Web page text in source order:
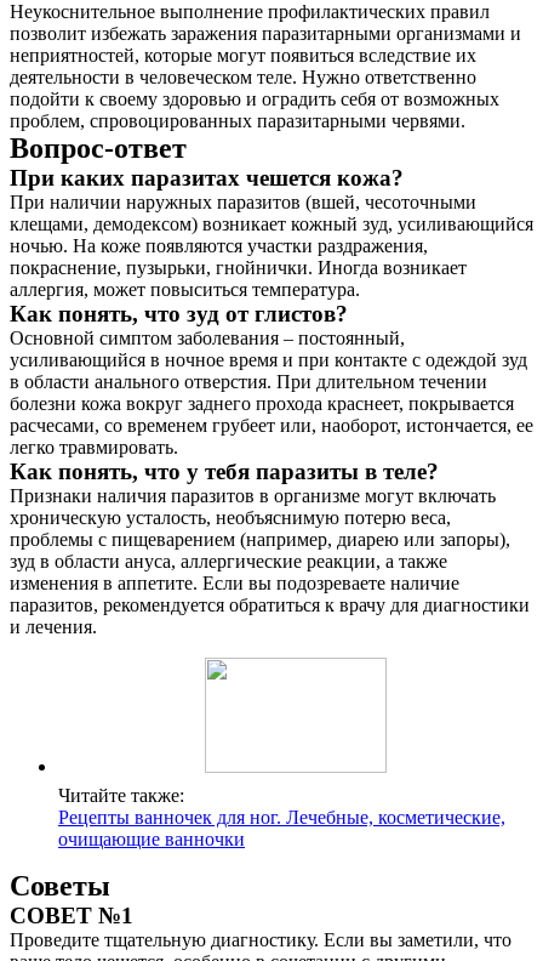
Неукоснительное выполнение профилактических правил
позволит избежать заражения паразитарными организмами и
неприятностей, которые могут появиться вследствие их
деятельности в человеческом теле. Нужно ответственно
подойти к своему здоровью и оградить себя от возможных
проблем, спровоцированных паразитарными червями.
Вопрос-ответ
При каких паразитах чешется кожа?
При наличии наружных паразитов (вшей, чесоточными
клещами, демодексом) возникает кожный зуд, усиливающийся
ночью. На коже появляются участки раздражения,
покраснение, пузырьки, гнойнички. Иногда возникает
аллергия, может повыситься температура.
Как понять, что зуд от глистов?
Основной симптом заболевания – постоянный,
усиливающийся в ночное время и при контакте с одеждой зуд
в области анального отверстия. При длительном течении
болезни кожа вокруг заднего прохода краснеет, покрывается
расчесами, со временем грубеет или, наоборот, истончается, ее
легко травмировать.
Как понять, что у тебя паразиты в теле?
Признаки наличия паразитов в организме могут включать
хроническую усталость, необъяснимую потерю веса,
проблемы с пищеварением (например, диарею или запоры),
зуд в области ануса, аллергические реакции, а также
изменения в аппетите. Если вы подозреваете наличие
паразитов, рекомендуется обратиться к врачу для диагностики
и лечения.
Читайте также:
Рецепты ванночек для ног. Лечебные, косметические,
очищающие ванночки
Советы
СОВЕТ №1
Проведите тщательную диагностику. Если вы заметили, что